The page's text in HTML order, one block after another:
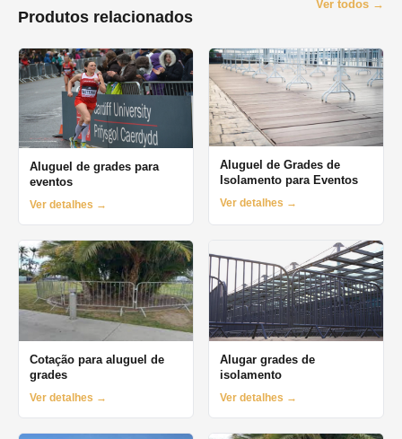
Produtos relacionados
Ver todos →
Aluguel de grades para
eventos
Ver detalhes →
Aluguel de Grades de
Isolamento para Eventos
Ver detalhes →
Cotação para aluguel de
grades
Ver detalhes →
Alugar grades de
isolamento
Ver detalhes →